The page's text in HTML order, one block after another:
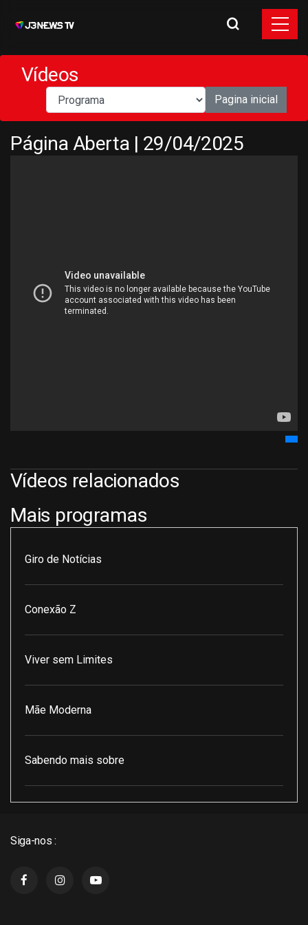
Vídeos
Pagina inicial
Página Aberta | 29/04/2025
Vídeos relacionados
Mais programas
Giro de Notícias
Conexão Z
Viver sem Limites
Mãe Moderna
Sabendo mais sobre
Siga-nos :